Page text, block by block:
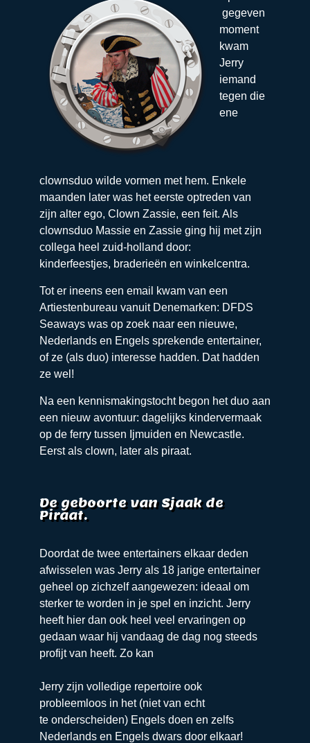
gegeven
moment
kwam
Jerry
iemand
tegen die
ene
clownsduo wilde vormen met hem. Enkele
maanden later was het eerste optreden van
zijn alter ego, Clown Zassie, een feit. Als
clownsduo Massie en Zassie ging hij met zijn
collega heel zuid-holland door:
kinderfeestjes, braderieën en winkelcentra.
Tot er ineens een email kwam van een
Artiestenbureau vanuit Denemarken: DFDS
Seaways was op zoek naar een nieuwe,
Nederlands en Engels sprekende entertainer,
of ze (als duo) interesse hadden. Dat hadden
ze wel!
Na een kennismakingstocht begon het duo aan
een nieuw avontuur: dagelijks kindervermaak
op de ferry tussen Ijmuiden en Newcastle.
Eerst als clown, later als piraat.
De geboorte van Sjaak de
Piraat.
Doordat de twee entertainers elkaar deden
afwisselen was Jerry als 18 jarige entertainer
geheel op zichzelf aangewezen: ideaal om
sterker te worden in je spel en inzicht. Jerry
heeft hier dan ook heel veel ervaringen op
gedaan waar hij vandaag de dag nog steeds
profijt van heeft. Zo kan
Jerry zijn volledige repertoire ook
probleemloos in het (niet van echt
te onderscheiden) Engels doen en zelfs
Nederlands en Engels dwars door elkaar!